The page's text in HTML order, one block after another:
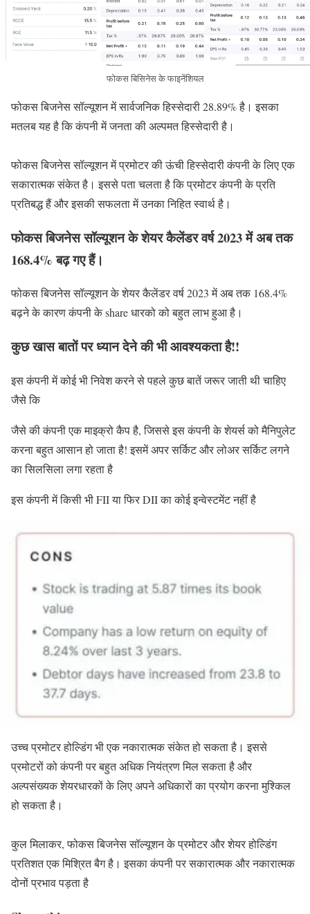
फोकस बिसिनेस के फाइनेंशियल
फोकस बिजनेस सॉल्यूशन में सार्वजनिक हिस्सेदारी 28.89% है। इसका
मतलब यह है कि कंपनी में जनता की अल्पमत हिस्सेदारी है।
फोकस बिजनेस सॉल्यूशन में प्रमोटर की ऊंची हिस्सेदारी कंपनी के लिए एक
सकारात्मक संकेत है। इससे पता चलता है कि प्रमोटर कंपनी के प्रति
प्रतिबद्ध हैं और इसकी सफलता में उनका निहित स्वार्थ है।
फोकस बिजनेस सॉल्यूशन के शेयर कैलेंडर वर्ष 2023 में अब तक
168.4% बढ़ गए हैं।
फोकस बिजनेस सॉल्यूशन के शेयर कैलेंडर वर्ष 2023 में अब तक 168.4%
बढ़ने के कारण कंपनी के share धारको को बहुत लाभ हुआ है।
कुछ खास बातों पर ध्यान देने की भी आवश्यकता है!!
इस कंपनी में कोई भी निवेश करने से पहले कुछ बातें जरूर जाती थी चाहिए
जैसे कि
जैसे की कंपनी एक माइक्रो कैप है, जिससे इस कंपनी के शेयर्स को मैनिपुलेट
करना बहुत आसान हो जाता है! इसमें अपर सर्किट और लोअर सर्किट लगने
का सिलसिला लगा रहता है
इस कंपनी में किसी भी FII या फिर DII का कोई इन्वेस्टमेंट नहीं है
उच्च प्रमोटर होल्डिंग भी एक नकारात्मक संकेत हो सकता है। इससे
प्रमोटरों को कंपनी पर बहुत अधिक नियंत्रण मिल सकता है और
अल्पसंख्यक शेयरधारकों के लिए अपने अधिकारों का प्रयोग करना मुश्किल
हो सकता है।
कुल मिलाकर, फोकस बिजनेस सॉल्यूशन के प्रमोटर और शेयर होल्डिंग
प्रतिशत एक मिश्रित बैग है। इसका कंपनी पर सकारात्मक और नकारात्मक
दोनों प्रभाव पड़ता है